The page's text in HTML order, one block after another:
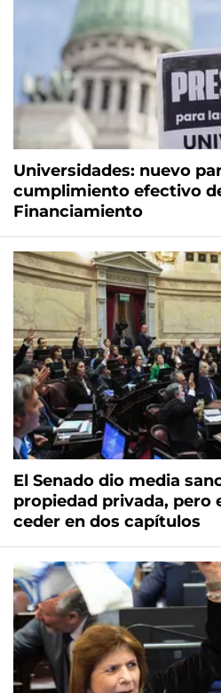
Universidades: nuevo
cumplimiento efectivo
Financiamiento
El Senado dio media
propiedad privada, pero
ceder en dos capítulos